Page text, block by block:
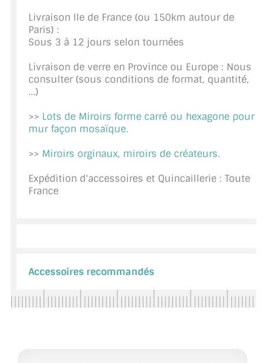
NUANCIER RAL
CONSEILS / AIDE
A PROPOS DE LA LIVRAISON
COMPTE PRO
PLAN DU SITE
NOUS CONTACTER
Livraison Ile de France (ou 150km autour de
Paris) :
Sous 3 à 12 jours selon tournées
Livraison de verre en Province ou Europe : Nous
consulter (sous conditions de format, quantité,
...)
>> Lots de Miroirs forme carré ou hexagone pour
mur façon mosaïque.
>> Miroirs orginaux, miroirs de créateurs.
Expédition d'accessoires et Quincaillerie : Toute
France
Accessoires recommandés